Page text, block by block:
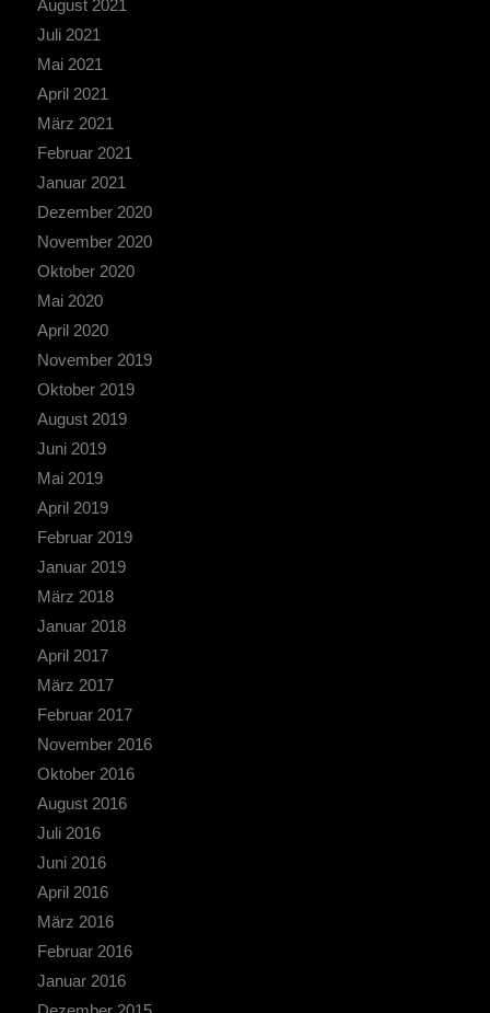
August 2021
Juli 2021
Mai 2021
April 2021
März 2021
Februar 2021
Januar 2021
Dezember 2020
November 2020
Oktober 2020
Mai 2020
April 2020
November 2019
Oktober 2019
August 2019
Juni 2019
Mai 2019
April 2019
Februar 2019
Januar 2019
März 2018
Januar 2018
April 2017
März 2017
Februar 2017
November 2016
Oktober 2016
August 2016
Juli 2016
Juni 2016
April 2016
März 2016
Februar 2016
Januar 2016